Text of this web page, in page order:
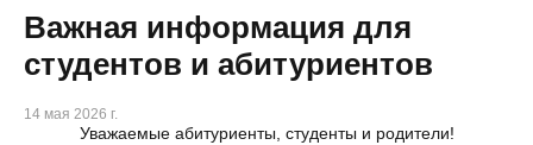
Важная информация для
студентов и абитуриентов
14 мая 2026 г.
Уважаемые абитуриенты, студенты и родители!